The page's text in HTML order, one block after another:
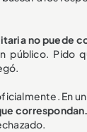
no puede
público. Pido
En